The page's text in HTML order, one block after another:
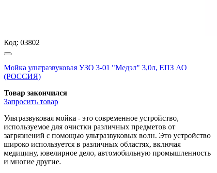
Код: 03802
Мойка ультразвуковая УЗО 3-01 "Медэл" 3,0л, ЕПЗ АО
(РОССИЯ)
Товар закончился
Запросить товар
Ультразвуковая мойка - это современное устройство,
используемое для очистки различных предметов от
загрязнений с помощью ультразвуковых волн. Это устройство
широко используется в различных областях, включая
медицину, ювелирное дело, автомобильную промышленность
и многие другие.